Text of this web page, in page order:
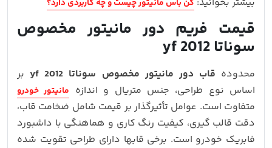
کن باس مانیتور چیست و چه کاربردی دارد؟
قیمت فریم دور مانیتور مخصوص
سوناتا yf 2012
محدوده قاب دور مانیتور مخصوص سوناتا yf 2012
بر
اساس نوع طراحی، جنس متریال و اندازه مانیتور خودرو
متفاوت است. عوامل تأثیرگذار بر قیمت شامل ضخامت قاب،
دقت قالب‌ گیری، کیفیت رنگ‌ کاری و هماهنگی با داشبورد
فابریک خودرو است. برخی قابها دارای طراحی تقویت‌ شده